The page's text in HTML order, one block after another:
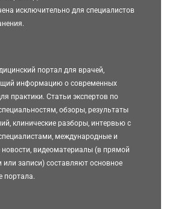
исключительно для специалистов
портал для врачей,
информацию о современных
практики. Статьи экспертов по
обзоры, результаты
клинические разборы, интервью с
международные и
новости, видеоматериалы (в прямой
или записи) составляют основное
портала.